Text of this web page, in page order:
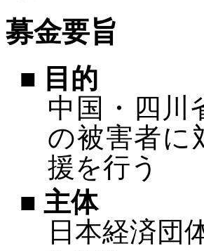
募金要旨
■ 目的
中国・四川
の被害者に
援を行う
■ 主体
日本経済団